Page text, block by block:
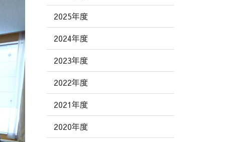
2025年度
2024年度
2023年度
2022年度
2021年度
2020年度